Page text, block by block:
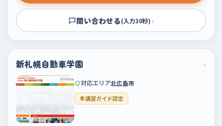
問い合わせる(入力30秒) ›
新札幌自動車学園 ›
対応エリア北広島市
講習ガイド認定